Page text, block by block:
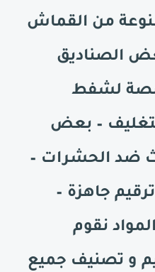
من القماش
الصناديق
لشفط
– بعض
ضد الحشرات –
جاهزة –
نقوم
و تصنيف جميع